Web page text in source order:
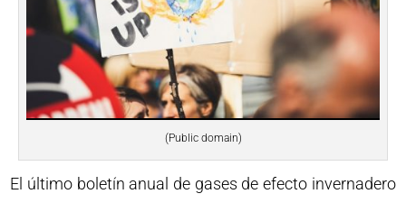
(Public domain)
El último boletín anual de gases de efecto invernadero